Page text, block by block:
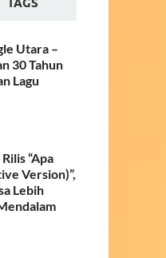
TAGS
Utara –
30 Tahun
Lagu
“Apa
Version)”,
Lebih